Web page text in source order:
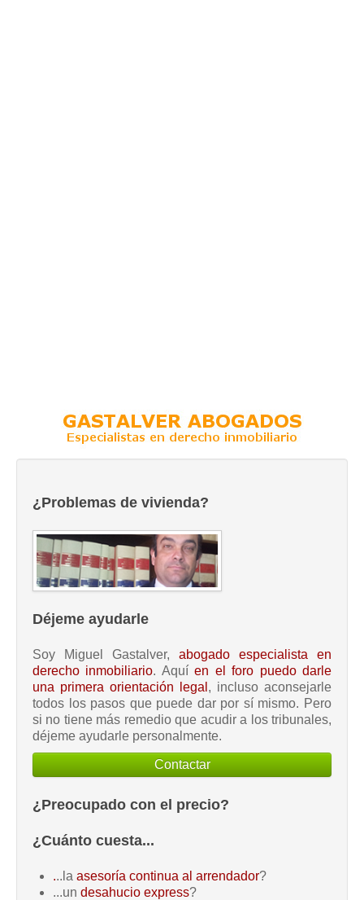
¿Problemas de vivienda?
Déjeme ayudarle
Soy Miguel Gastalver, abogado especialista en
derecho inmobiliario. Aquíen el foro puedo darle
una primera orientación legal , incluso aconsejarle
todos los pasos que puede dar por sí mismo. Pero
si no tiene más remedio que acudir a los tribunales,
déjeme ayudarle personalmente.
Contactar
¿Preocupado con el precio?
¿Cuánto cuesta...
...la asesoría continua al arrendador?
...un desahucio express?